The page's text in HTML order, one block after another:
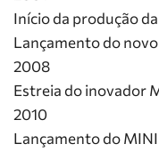
Início da produção
Lançamento do
2008
Estreia do inovador
2010
Lançamento do